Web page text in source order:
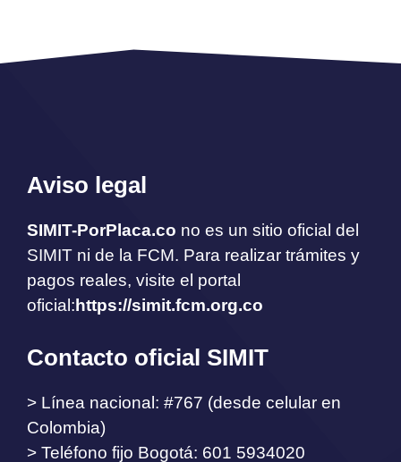
Aviso legal
SIMIT-PorPlaca.co no es un sitio oficial del
SIMIT ni de la FCM. Para realizar trámites y
pagos reales, visite el portal
oficial:https://simit.fcm.org.co
Contacto oficial SIMIT
> Línea nacional: #767 (desde celular en
Colombia)
> Teléfono fijo Bogotá: 601 5934020